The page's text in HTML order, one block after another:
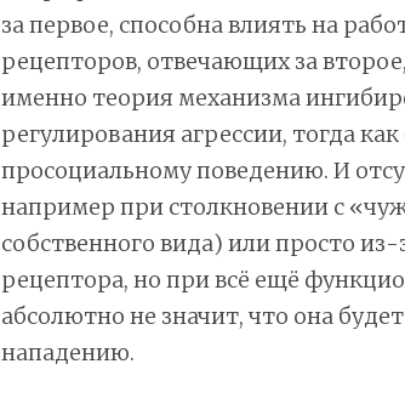
за первое, способна влиять на
рецепторов, отвечающих за
именно теория механизма
регулирования агрессии, тогда
просоциальному поведению. И
например при столкновении с
собственного вида) или просто
рецептора, но при всё ещё
абсолютно не значит, что она
нападению.